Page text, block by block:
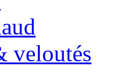
veloutés